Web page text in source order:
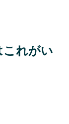
れがい